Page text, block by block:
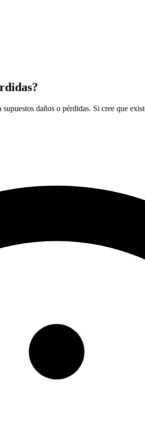
daños o pérdidas. Si cree que